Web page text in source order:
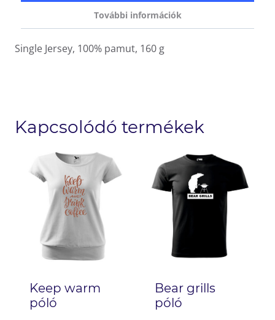
További információk
Single Jersey, 100% pamut, 160 g
Kapcsolódó termékek
Keep warm
póló
Bear grills
póló